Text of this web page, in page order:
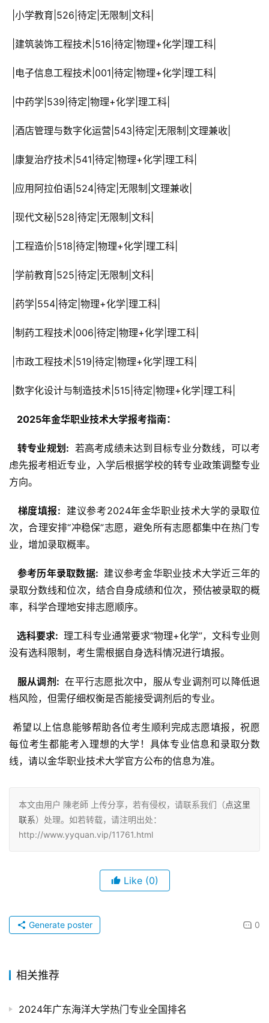
|小学教育|526|待定|无限制|文科|
|建筑装饰工程技术|516|待定|物理+化学|理工科|
|电子信息工程技术|001|待定|物理+化学|理工科|
|中药学|539|待定|物理+化学|理工科|
|酒店管理与数字化运营|543|待定|无限制|文理兼收|
|康复治疗技术|541|待定|物理+化学|理工科|
|应用阿拉伯语|524|待定|无限制|文理兼收|
|现代文秘|528|待定|无限制|文科|
|工程造价|518|待定|物理+化学|理工科|
|学前教育|525|待定|无限制|文科|
|药学|554|待定|物理+化学|理工科|
|制药工程技术|006|待定|物理+化学|理工科|
|市政工程技术|519|待定|物理+化学|理工科|
|数字化设计与制造技术|515|待定|物理+化学|理工科|
  2025年金华职业技术大学报考指南：
  转专业规划:
若高考成绩未达到目标专业分数线，可以考
虑先报考相近专业，入学后根据学校的转专业政策调整专业
方向。
  梯度填报:
建议参考2024年金华职业技术大学的录取位
次，合理安排“冲稳保”志愿，避免所有志愿都集中在热门专
业，增加录取概率。
  参考历年录取数据:
建议参考金华职业技术大学近三年的
录取分数线和位次，结合自身成绩和位次，预估被录取的概
率，科学合理地安排志愿顺序。
  选科要求:
理工科专业通常要求“物理+化学”，文科专业则
没有选科限制，考生需根据自身选科情况进行填报。
  服从调剂:
在平行志愿批次中，服从专业调剂可以降低退
档风险，但需仔细权衡是否能接受调剂后的专业。
每位考生都能考入理想的大学！具体专业信息和录取分数
线，请以金华职业技术大学官方公布的信息为准。
本文由用户 陳老師 上传分享，若有侵权，请联系我们（点这里
联系）处理。如若转载，请注明出处：
http://www.yyquan.vip/11761.html
Like (0)
0
Generate poster
相关推荐
2024年广东海洋大学热门专业全国排名